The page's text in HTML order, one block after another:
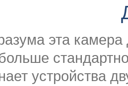
эта
устройства